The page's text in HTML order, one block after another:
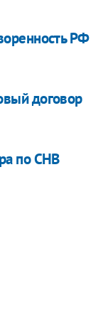
РФ
договор
по СНВ